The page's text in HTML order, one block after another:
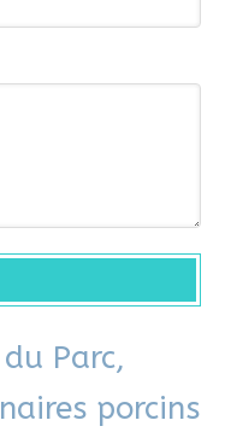
Parc,
porcins